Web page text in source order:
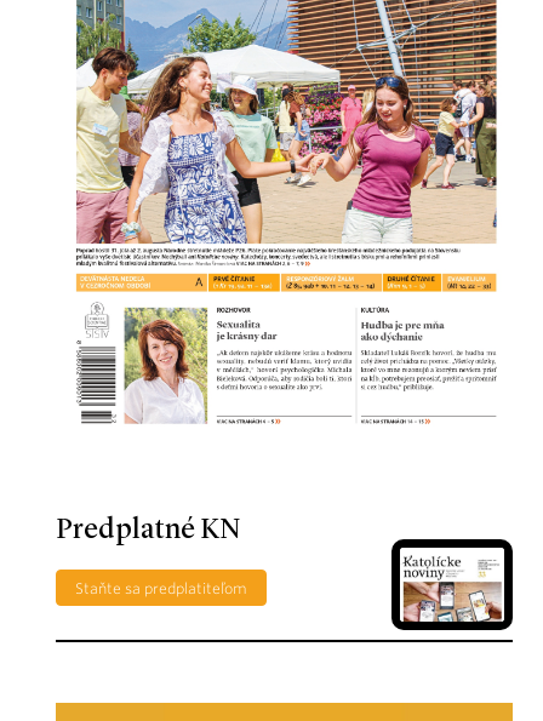
Predplatné KN
Staňte sa predplatiteľom